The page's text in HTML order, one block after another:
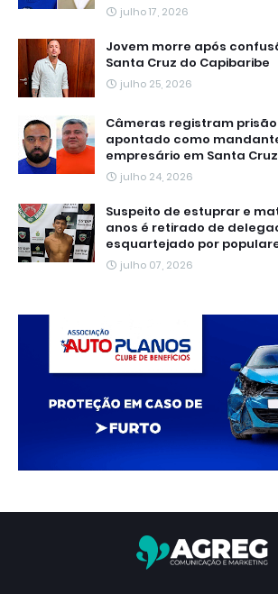
julho 17, 2026
Jovem morre após
Santa Cruz do Capibaribe
julho 25, 2026
Câmeras registram
apontado como
empresário em Santa
julho 24, 2026
Suspeito de estuprar e
anos é retirado de
esquartejado por
julho 07, 2026